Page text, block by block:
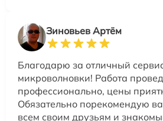
Зиновьев Артём
Благодарю за отличный
микроволновки! Работа
профессионально, цены
Обязательно порекомендую
всем своим друзьям и